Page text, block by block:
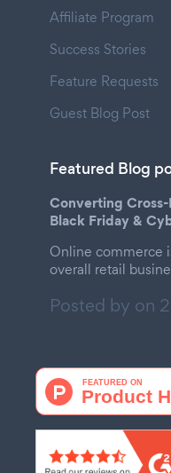
Affiliate Program
Success Stories
Feature Requests
Guest Blog Post
Featured Blog
Converting
Black Friday &
Online commerce
overall retail
Posted by on